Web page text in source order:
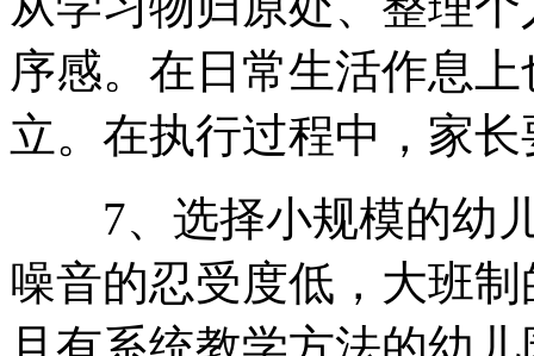
序感。在日常生活作息
立。在执行过程中，家
7、选择小规模的幼儿
噪音的忍受度低，大班